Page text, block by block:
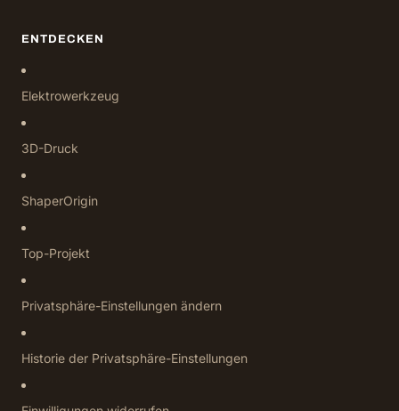
ENTDECKEN
Elektrowerkzeug
3D-Druck
ShaperOrigin
Top-Projekt
Privatsphäre-Einstellungen ändern
Historie der Privatsphäre-Einstellungen